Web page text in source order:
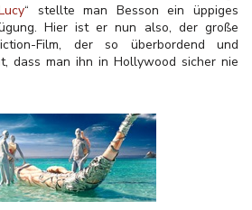
“ stellte man Besson ein üppiges
Hier ist er nun also, der große
Film, der so überbordend und
dass man ihn in Hollywood sicher nie